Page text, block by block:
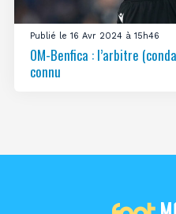
Publié le 16 Avr 2024 à 15h46
OM-Benfica : l’arbitre
connu